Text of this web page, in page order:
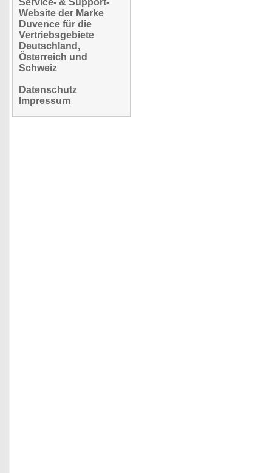
Service- & Support-
Website der Marke
Duvence für die
Vertriebsgebiete
Deutschland,
Österreich und
Schweiz
Datenschutz
Impressum